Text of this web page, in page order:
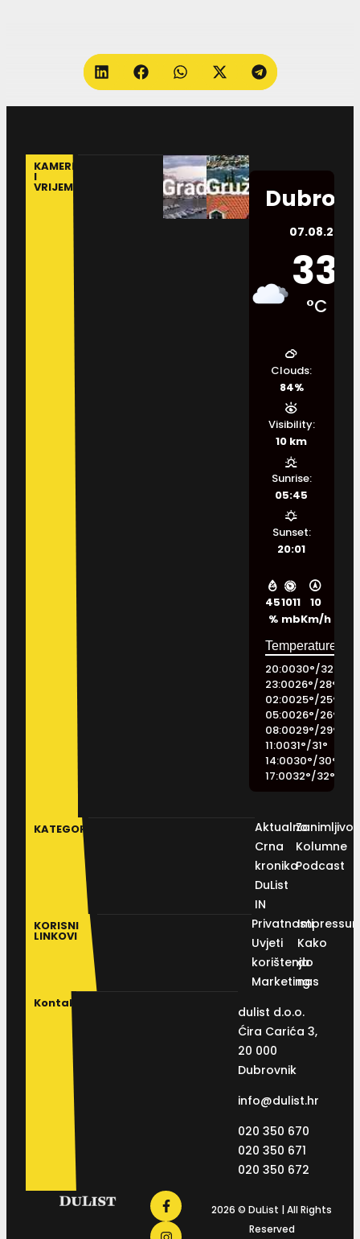
KAMERE
I
VRIJEME
07.08.2026.
33
°C
45
%
1011
mb
10
Km/h
Clouds:
84%
Visibility:
10 km
Sunrise:
05:45
Sunset:
20:01
20:0030°/32
23:0026°/28°
02:0025°/25°
05:0026°/26°
08:0029°/29°
11:0031°/31°
14:0030°/30°
17:0032°/32°
KATEGORIJE
Aktualno
Crna
kronika
DuList
IN
Kolumne
Podcast
KORISNI
LINKOVI
Privatnosti
Uvjeti
korištenja
Marketing
Kako
do
nas
Kontakt
dulist d.o.o.
Ćira Carića 3,
20 000
Dubrovnik
info@dulist.hr
020 350 670
020 350 671
020 350 672
2026 © DuList | All Rights
Reserved